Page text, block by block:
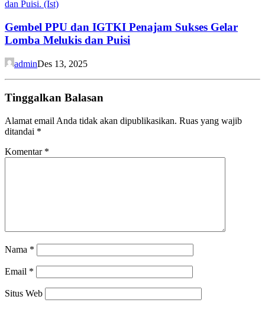
Gembel PPU dan IGTKI Penajam Sukses Gelar
Lomba Melukis dan Puisi
adminDes 13, 2025
Tinggalkan Balasan
Alamat email Anda tidak akan dipublikasikan. Ruas yang wajib
ditandai *
Komentar *
Nama *
Email *
Situs Web